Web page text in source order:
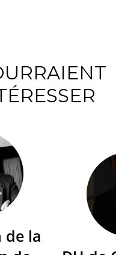
de la